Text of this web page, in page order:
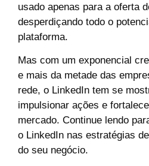
usado apenas para a oferta
desperdiçando todo o
plataforma.
Mas com um exponencial
e mais da metade das
rede, o LinkedIn tem se
impulsionar ações e
mercado. Continue lendo
o LinkedIn nas estratégias
do seu negócio.